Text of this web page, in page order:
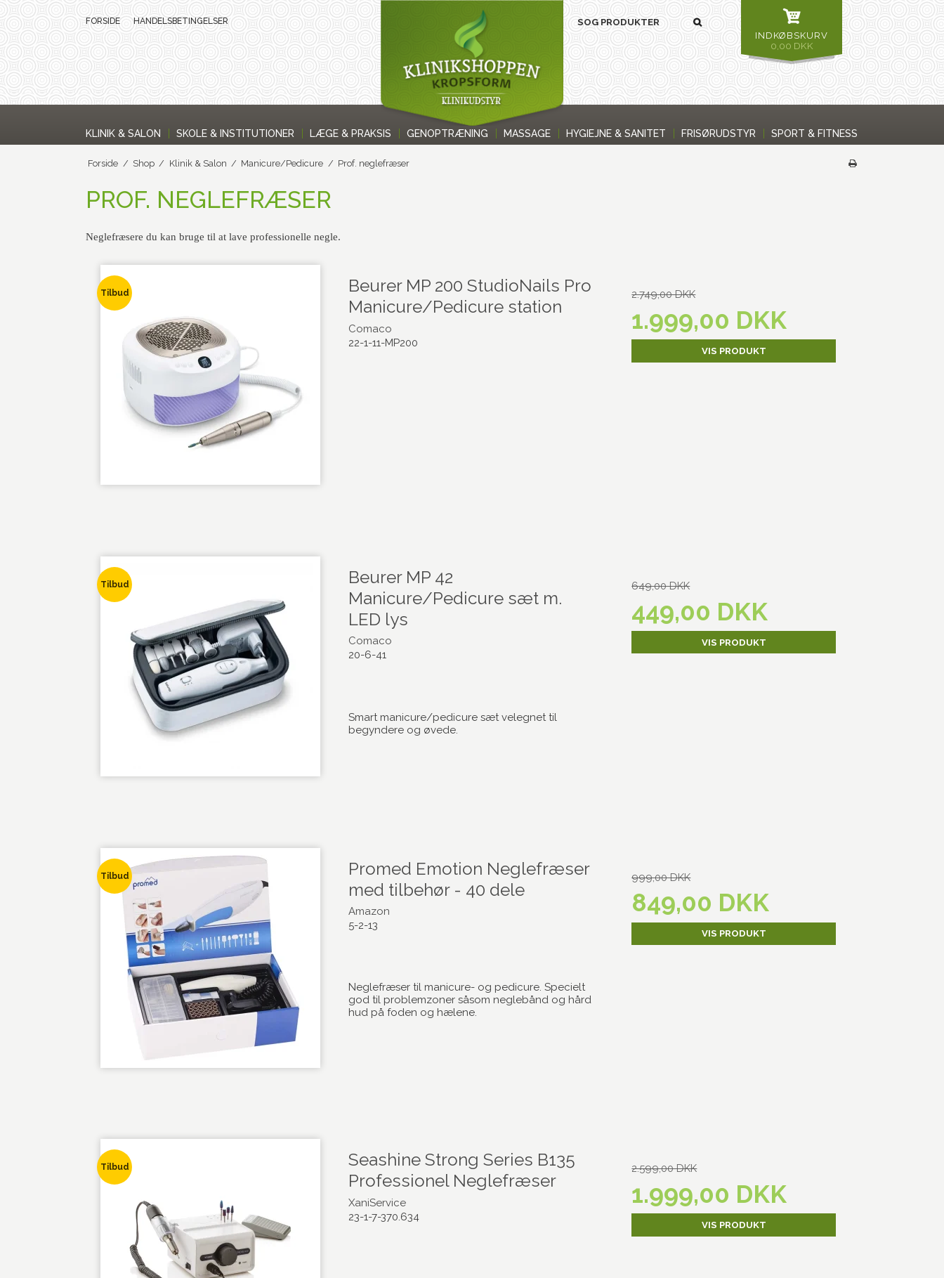
FORSIDE HANDELSBETINGELSER
INDKØBSKURV
0,00 DKK
KLINIK & SALON SKOLE & INSTITUTIONER LÆGE & PRAKSIS GENOPTRÆNING MASSAGE HYGIEJNE & SANITET FRISØRUDSTYR SPORT & FITNESS
Forside / Shop / Klinik & Salon / Manicure/Pedicure / Prof. neglefræser
PROF. NEGLEFRÆSER
Neglefræsere du kan bruge til at lave professionelle negle.
Tilbud
Beurer MP 200 StudioNails Pro
Manicure/Pedicure station
Comaco
22-1-11-MP200
2.749,00 DKK
1.999,00 DKK
VIS PRODUKT
Tilbud
Beurer MP 42
Manicure/Pedicure sæt m.
LED lys
Comaco
20-6-41
Smart manicure/pedicure sæt velegnet til
begyndere og øvede.
649,00 DKK
449,00 DKK
VIS PRODUKT
Tilbud
Promed Emotion Neglefræser
med tilbehør - 40 dele
Amazon
5-2-13
Neglefræser til manicure- og pedicure. Specielt
god til problemzoner såsom neglebånd og hård
hud på foden og hælene.
999,00 DKK
849,00 DKK
VIS PRODUKT
Tilbud
Seashine Strong Series B135
Professionel Neglefræser
XaniService
23-1-7-370.634
2.599,00 DKK
1.999,00 DKK
VIS PRODUKT